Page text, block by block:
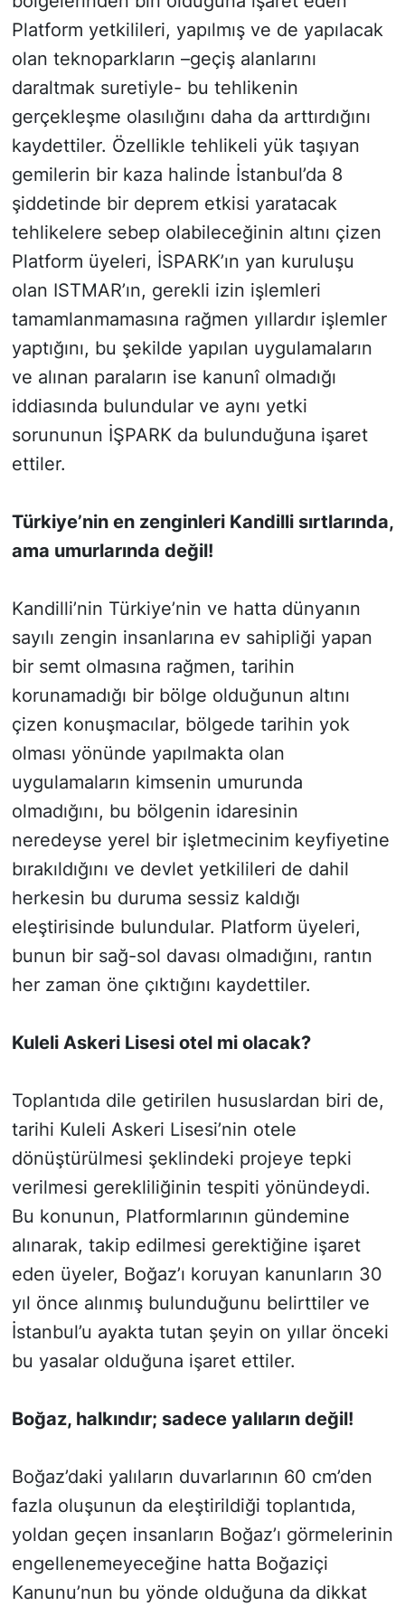
Platform yetkilileri, yapılmış ve de yapılacak
olan teknoparkların –geçiş alanlarını
daraltmak suretiyle- bu tehlikenin
gerçekleşme olasılığını daha da arttırdığını
kaydettiler. Özellikle tehlikeli yük taşıyan
gemilerin bir kaza halinde İstanbul’da 8
şiddetinde bir deprem etkisi yaratacak
tehlikelere sebep olabileceğinin altını çizen
Platform üyeleri, İSPARK’ın yan kuruluşu
olan ISTMAR’ın, gerekli izin işlemleri
tamamlanmamasına rağmen yıllardır işlemler
yaptığını, bu şekilde yapılan uygulamaların
ve alınan paraların ise kanunî olmadığı
iddiasında bulundular ve aynı yetki
sorununun İŞPARK da bulunduğuna işaret
ettiler.
Türkiye’nin en zenginleri Kandilli sırtlarında,
ama umurlarında değil!
Kandilli’nin Türkiye’nin ve hatta dünyanın
sayılı zengin insanlarına ev sahipliği yapan
bir semt olmasına rağmen, tarihin
korunamadığı bir bölge olduğunun altını
çizen konuşmacılar, bölgede tarihin yok
olması yönünde yapılmakta olan
uygulamaların kimsenin umurunda
olmadığını, bu bölgenin idaresinin
neredeyse yerel bir işletmecinim keyfiyetine
bırakıldığını ve devlet yetkilileri de dahil
herkesin bu duruma sessiz kaldığı
eleştirisinde bulundular. Platform üyeleri,
bunun bir sağ-sol davası olmadığını, rantın
her zaman öne çıktığını kaydettiler.
Kuleli Askeri Lisesi otel mi olacak?
Toplantıda dile getirilen hususlardan biri de,
tarihi Kuleli Askeri Lisesi’nin otele
dönüştürülmesi şeklindeki projeye tepki
verilmesi gerekliliğinin tespiti yönündeydi.
Bu konunun, Platformlarının gündemine
alınarak, takip edilmesi gerektiğine işaret
eden üyeler, Boğaz’ı koruyan kanunların 30
yıl önce alınmış bulunduğunu belirttiler ve
İstanbul’u ayakta tutan şeyin on yıllar önceki
bu yasalar olduğuna işaret ettiler.
Boğaz, halkındır; sadece yalıların değil!
Boğaz’daki yalıların duvarlarının 60 cm’den
fazla oluşunun da eleştirildiği toplantıda,
yoldan geçen insanların Boğaz’ı görmelerinin
engellenemeyeceğine hatta Boğaziçi
Kanunu’nun bu yönde olduğuna da dikkat